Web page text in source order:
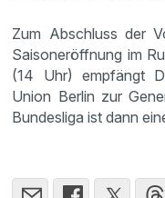
Zum Abschluss der
Saisoneröffnung im
(14 Uhr) empfängt
Union Berlin zur
Bundesliga ist dann